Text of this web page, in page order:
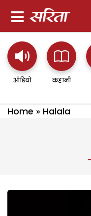
ऑडियो कहानी
Home » Halala